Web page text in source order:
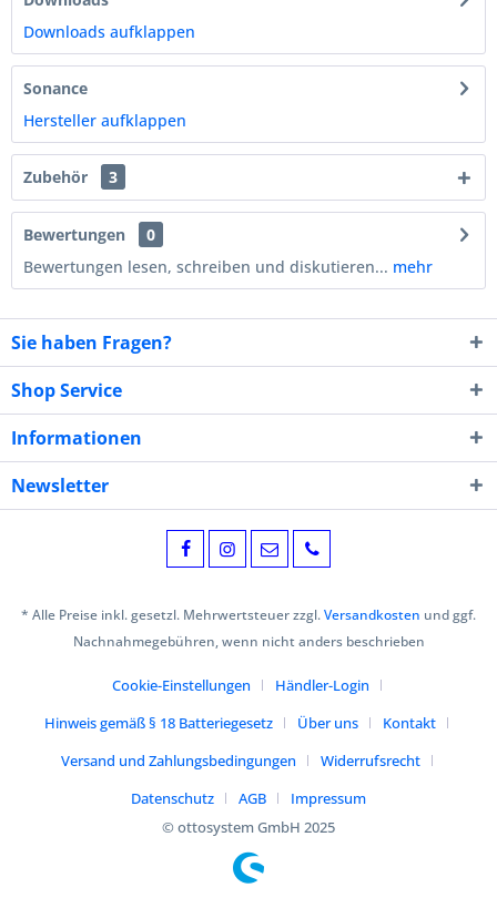
Downloads aufklappen
Sonance
Hersteller aufklappen
Zubehör 3
Bewertungen
0
Bewertungen lesen, schreiben und diskutieren... mehr
Sie haben Fragen?
Shop Service
Informationen
Newsletter
* Alle Preise inkl. gesetzl. Mehrwertsteuer zzgl.Versandkosten und ggf.
Nachnahmegebühren, wenn nicht anders beschrieben
Cookie-Einstellungen
Händler-Login
Hinweis gemäß § 18 Batteriegesetz
Über uns
Kontakt
Versand und Zahlungsbedingungen
Widerrufsrecht
Datenschutz
AGB
Impressum
© ottosystem GmbH 2025